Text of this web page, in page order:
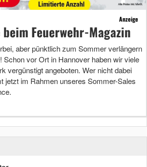
Anzeige
Feuerwehr-Magazin
aber pünktlich zum Sommer verlängern
Schon vor Ort in Hannover haben wir viele
vergünstigt angeboten. Wer nicht dabei
jetzt im Rahmen unseres Sommer-Sales